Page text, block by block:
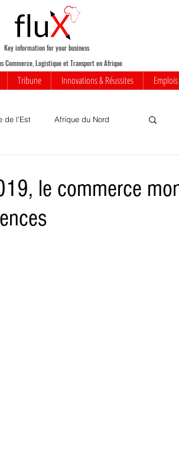
Commerce, Logistique et Transport en Afrique
Tribune Innovations & Réussites
Key information for your business
de l'Est Afrique du Nord
Transports
le commerce